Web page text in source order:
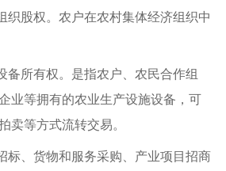
织股权。农户在农村集体经济组织中
备所有权。是指农户、农民合作组
业等拥有的农业生产设施设备，可
卖等方式流转交易。
标、货物和服务采购、产业项目招商